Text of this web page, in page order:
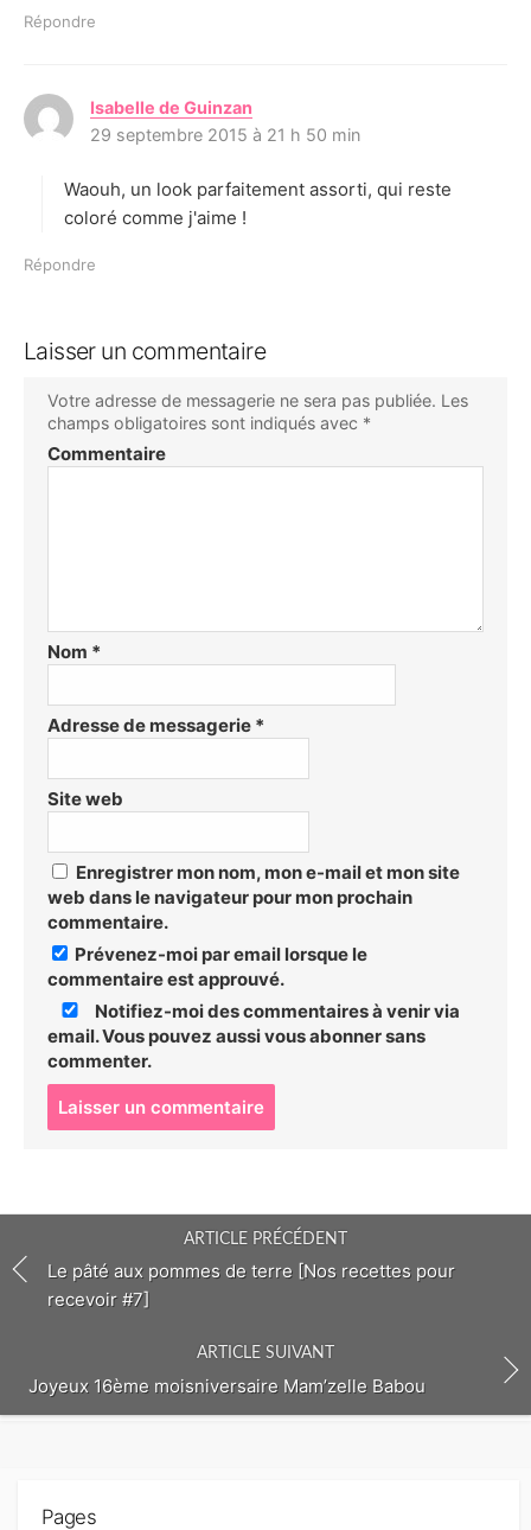
Répondre
Isabelle de Guinzan
i
:
29 septembre 2015 à 21 h 50 min
Waouh, un look parfaitement assorti, qui reste
coloré comme j'aime !
Répondre
Laisser un commentaire
Votre adresse de messagerie ne sera pas publiée. Les
champs obligatoires sont indiqués avec *
Commentaire
Nom *
Adresse de messagerie *
Site web
Enregistrer mon nom, mon e-mail et mon site
web dans le navigateur pour mon prochain
commentaire.
Prévenez-moi par email lorsque le
commentaire est approuvé.
Notifiez-moi des commentaires à venir via
email. Vous pouvez aussivous abonnersans
commenter.
o
m
m
t
ARTICLE PRÉCÉDENT
Le pâté aux pommes de terre [Nos recettes pour
recevoir #7]
ARTICLE SUIVANT
Joyeux 16ème moisniversaire Mam’zelle Babou
Pages